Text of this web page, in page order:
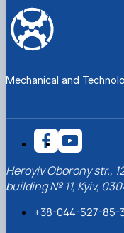
Mechanical and
Heroyiv Oborony str.,
building № 11, Kyiv,
+38-044-527-85-